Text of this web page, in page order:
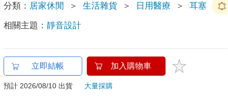
分類： 居家休閒 ＞ 生活雜貨 ＞ 日用醫療 ＞ 耳塞
相關主題：靜音設計
立即結帳 加入購物車
預計 2026/08/10 出貨 大量採購